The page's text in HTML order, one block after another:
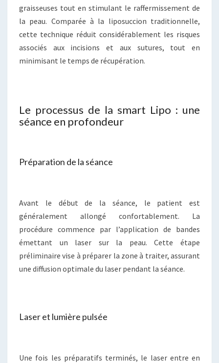
graisseuses tout en stimulant le raffermissement de
la peau. Comparée à la liposuccion traditionnelle,
cette technique réduit considérablement les risques
associés aux incisions et aux sutures, tout en
minimisant le temps de récupération.
Le processus de la smart Lipo : une
séance en profondeur
Préparation de la séance
Avant le début de la séance, le patient est
généralement allongé confortablement. La
procédure commence par l’application de bandes
émettant un laser sur la peau. Cette étape
préliminaire vise à préparer la zone à traiter, assurant
une diffusion optimale du laser pendant la séance.
Laser et lumière pulsée
Une fois les préparatifs terminés, le laser entre en